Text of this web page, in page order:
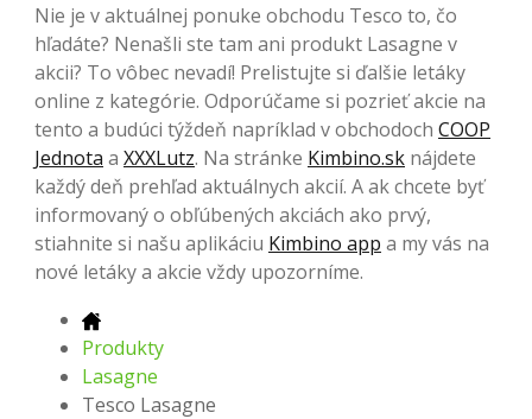
Nie je v aktuálnej ponuke obchodu Tesco to, čo
hľadáte? Nenašli ste tam ani produkt Lasagne v
akcii? To vôbec nevadí! Prelistujte si ďalšie letáky
online z kategórie. Odporúčame si pozrieť akcie na
tento a budúci týždeň napríklad v obchodoch COOP
Jednota a XXXLutz. Na stránke Kimbino.sk nájdete
každý deň prehľad aktuálnych akcií. A ak chcete byť
informovaný o obľúbených akciách ako prvý,
stiahnite si našu aplikáciu Kimbino app a my vás na
nové letáky a akcie vždy upozorníme.
Produkty
Lasagne
Tesco Lasagne